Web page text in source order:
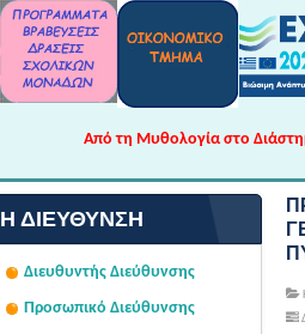
Από τη Μυθολογία στο
Η ΔΙΕΎΘΥΝΣΗ
Διευθυντής Διεύθυνσης
Προσωπικό Διεύθυνσης